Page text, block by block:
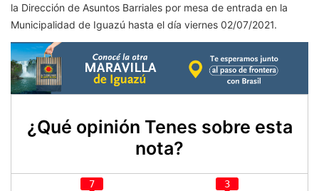
la Dirección de Asuntos Barriales por mesa de entrada en la
Municipalidad de Iguazú hasta el día viernes 02/07/2021.
¿Qué opinión Tenes sobre esta
nota?
7 3